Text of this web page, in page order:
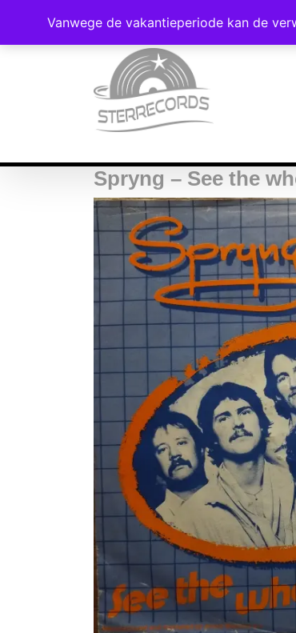
Spryng – See the
Vanwege de vakantieperiode kan de